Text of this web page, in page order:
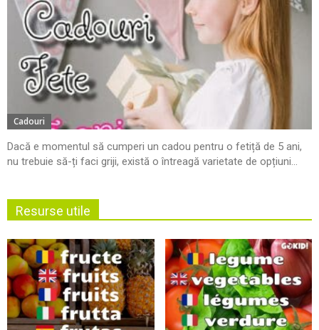
Cadouri
Dacă e momentul să cumperi un cadou pentru o fetiță de 5 ani,
nu trebuie să-ți faci griji, există o întreagă varietate de opțiuni...
Resurse utile